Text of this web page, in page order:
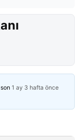
1 ay 3 hafta önce